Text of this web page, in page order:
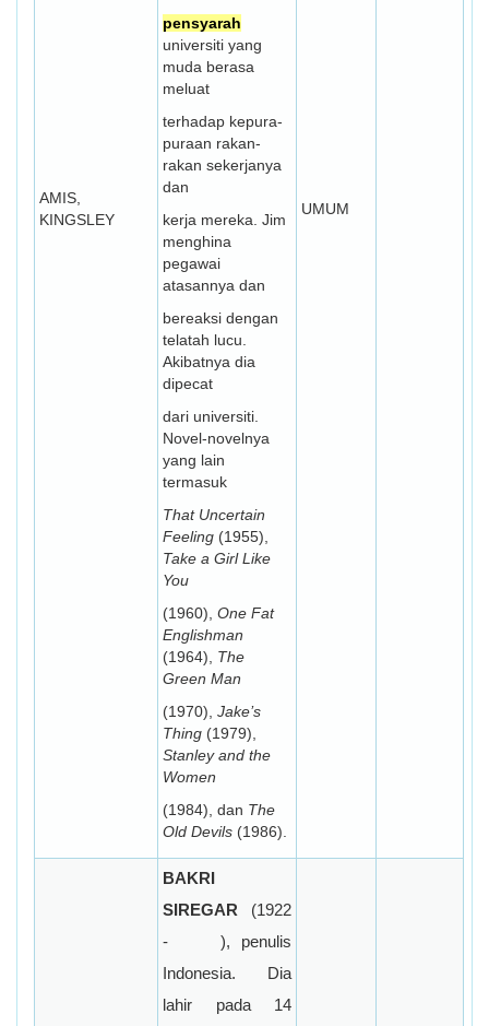
AMIS,
KINGSLEY
pensyarah
universiti yang
muda berasa
meluat
terhadap kepura-
puraan rakan-
rakan sekerjanya
dan
kerja mereka. Jim
menghina
pegawai
atasannya dan
bereaksi dengan
telatah lucu.
Akibatnya dia
dipecat
dari universiti.
Novel-novelnya
yang lain
termasuk
That Uncertain
Feeling (1955),
Take a Girl Like
You
(1960), One Fat
Englishman
(1964), The
Green Man
(1970), Jake’s
Thing (1979),
Stanley and the
Women
(1984), dan The
Old Devils (1986).
UMUM
BAKRI
SIREGAR (1922
-
), penulis
Indonesia. Dia
lahir pada 14